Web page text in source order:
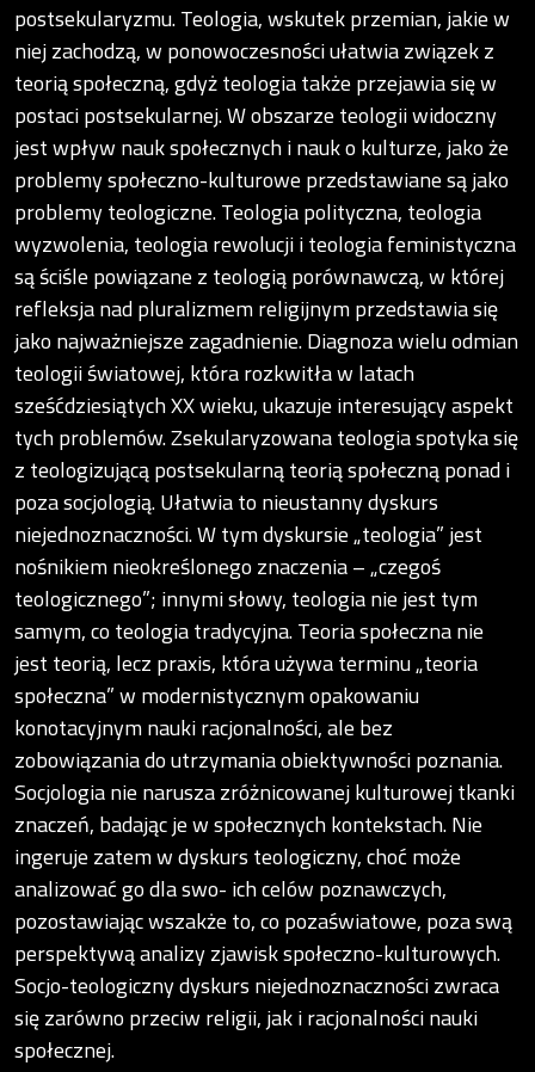
postsekularyzmu. Teologia, wskutek przemian, jakie w
niej zachodzą, w ponowoczesności ułatwia związek z
teorią społeczną, gdyż teologia także przejawia się w
postaci postsekularnej. W obszarze teologii widoczny
jest wpływ nauk społecznych i nauk o kulturze, jako że
problemy społeczno-kulturowe przedstawiane są jako
problemy teologiczne. Teologia polityczna, teologia
wyzwolenia, teologia rewolucji i teologia feministyczna
są ściśle powiązane z teologią porównawczą, w której
refleksja nad pluralizmem religijnym przedstawia się
jako najważniejsze zagadnienie. Diagnoza wielu odmian
teologii światowej, która rozkwitła w latach
sześćdziesiątych XX wieku, ukazuje interesujący aspekt
tych problemów. Zsekularyzowana teologia spotyka się
z teologizującą postsekularną teorią społeczną ponad i
poza socjologią. Ułatwia to nieustanny dyskurs
niejednoznaczności. W tym dyskursie „teologia” jest
nośnikiem nieokreślonego znaczenia – „czegoś
teologicznego”; innymi słowy, teologia nie jest tym
samym, co teologia tradycyjna. Teoria społeczna nie
jest teorią, lecz praxis, która używa terminu „teoria
społeczna” w modernistycznym opakowaniu
konotacyjnym nauki racjonalności, ale bez
zobowiązania do utrzymania obiektywności poznania.
Socjologia nie narusza zróżnicowanej kulturowej tkanki
znaczeń, badając je w społecznych kontekstach. Nie
ingeruje zatem w dyskurs teologiczny, choć może
analizować go dla swo- ich celów poznawczych,
pozostawiając wszakże to, co pozaświatowe, poza swą
perspektywą analizy zjawisk społeczno-kulturowych.
Socjo-teologiczny dyskurs niejednoznaczności zwraca
się zarówno przeciw religii, jak i racjonalności nauki
społecznej.